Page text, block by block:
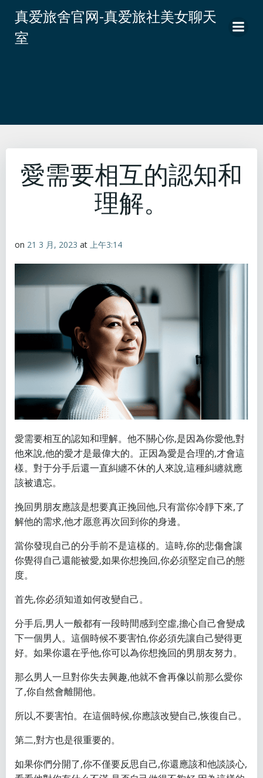
转
真爱旅舍官网-真爱旅社美女聊天
室
愛需要相互的認知和
理解。
on 21 3 月, 2023 at 上午3:14
愛需要相互的認知和理解。他不關心你,是因為你愛他,對
他來說,他的愛才是最偉大的。正因為愛是合理的,才會這
樣。對于分手后還一直糾纏不休的人來說,這種糾纏就應
該被遺忘。
挽回男朋友應該是想要真正挽回他,只有當你冷靜下來,了
解他的需求,他才愿意再次回到你的身邊。
當你發現自己的分手前不是這樣的。這時,你的悲傷會讓
你覺得自己還能被愛,如果你想挽回,你必須堅定自己的態
度。
首先,你必須知道如何改變自己。
分手后,男人一般都有一段時間感到空虛,擔心自己會變成
下一個男人。這個時候不要害怕,你必須先讓自己變得更
好。如果你還在乎他,你可以為你想挽回的男朋友努力。
那么男人一旦對你失去興趣,他就不會再像以前那么愛你
了,你自然會離開他。
所以,不要害怕。在這個時候,你應該改變自己,恢復自己。
第二,對方也是很重要的。
如果你們分開了,你不僅要反思自己,你還應該和他談談心,